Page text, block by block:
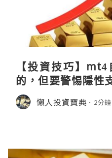
【投資技巧】
的，但要警惕隱性
懶人投資寶典 2分